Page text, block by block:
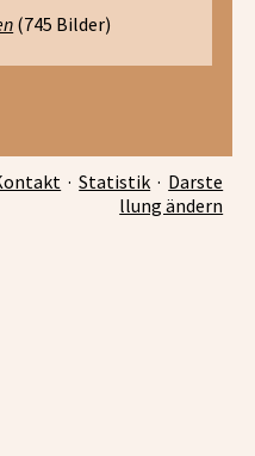
(745 Bilder)
·Statistik · Darste
llung ändern